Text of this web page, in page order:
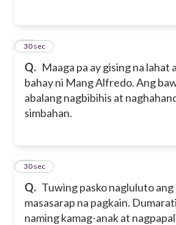
Q. Maaga pa ay gising na lahat
bahay ni Mang Alfredo. Ang
abalang nagbibihis at
simbahan.
17
30 sec
Q. Tuwing pasko nagluluto ang
masasarap na pagkain.
naming kamag-anak at
18
30 sec